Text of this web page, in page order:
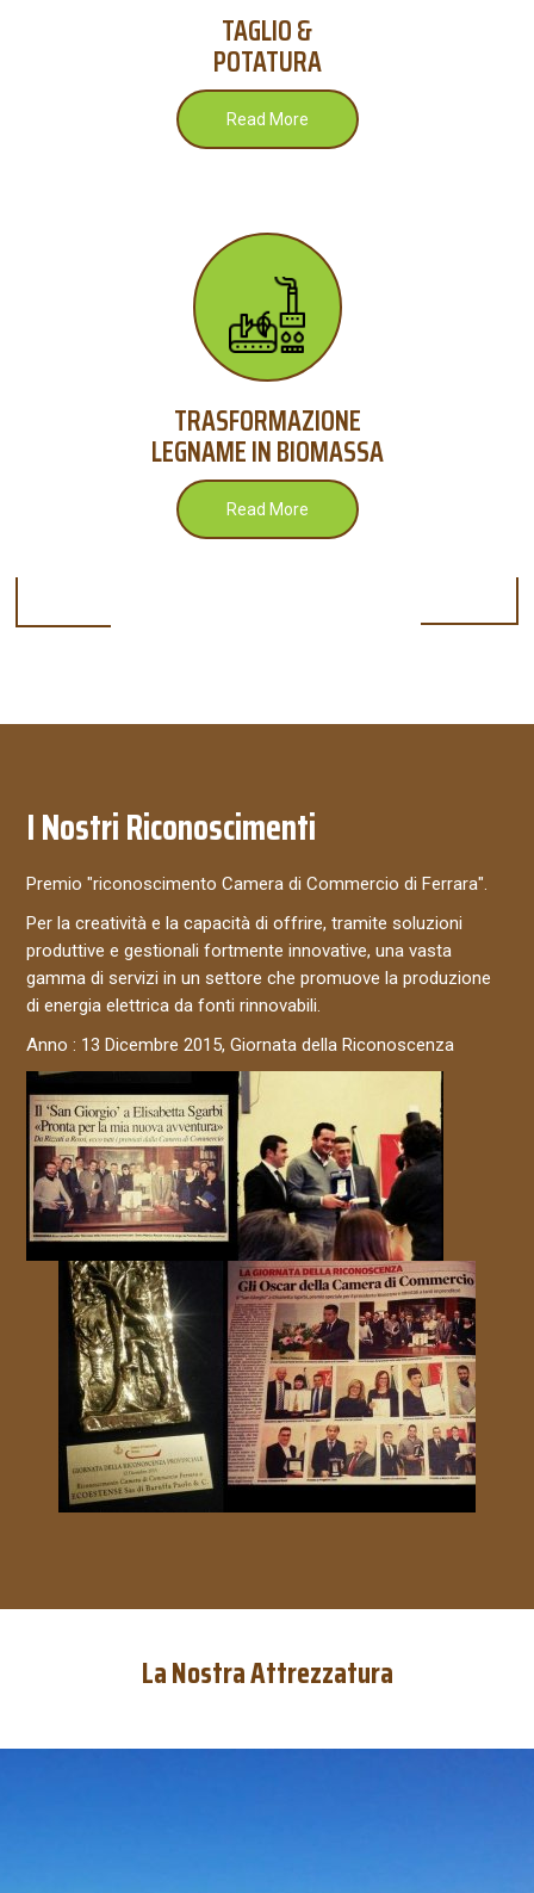
TAGLIO &
POTATURA
Read More
TRASFORMAZIONE
LEGNAME IN BIOMASSA
Read More
I Nostri Riconoscimenti
Premio "riconoscimento Camera di Commercio di Ferrara".
Per la creatività e la capacità di offrire, tramite soluzioni
produttive e gestionali fortmente innovative, una vasta
gamma di servizi in un settore che promuove la produzione
di energia elettrica da fonti rinnovabili.
Anno : 13 Dicembre 2015, Giornata della Riconoscenza
La Nostra Attrezzatura